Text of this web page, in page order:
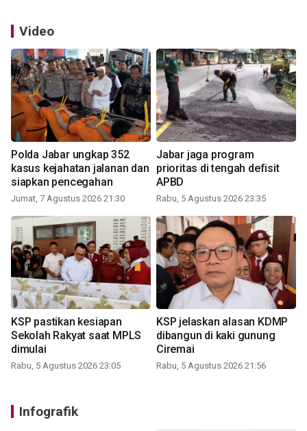
Video
Polda Jabar ungkap 352
kasus kejahatan jalanan dan
siapkan pencegahan
Jumat, 7 Agustus 2026 21:30
Jabar jaga program
prioritas di tengah defisit
APBD
Rabu, 5 Agustus 2026 23:35
KSP pastikan kesiapan
Sekolah Rakyat saat MPLS
dimulai
Rabu, 5 Agustus 2026 23:05
KSP jelaskan alasan KDMP
dibangun di kaki gunung
Ciremai
Rabu, 5 Agustus 2026 21:56
Infografik